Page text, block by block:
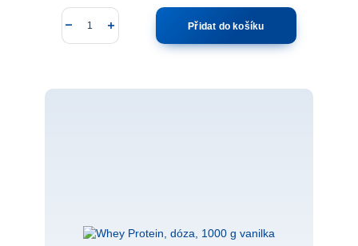
Přidat do košíku